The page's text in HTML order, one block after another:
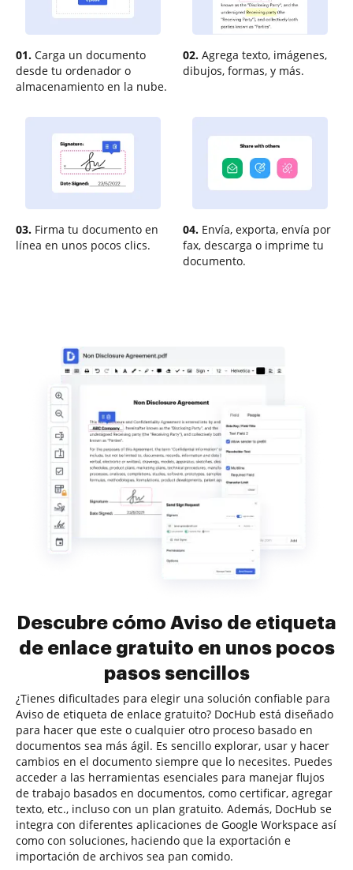
01. Carga un documento
desde tu ordenador o
almacenamiento en la nube.
02. Agrega texto, imágenes,
dibujos, formas, y más.
03. Firma tu documento en
línea en unos pocos clics.
04. Envía, exporta, envía por
fax, descarga o imprime tu
documento.
Descubre cómo Aviso de etiqueta
de enlace gratuito en unos pocos
pasos sencillos
¿Tienes dificultades para elegir una solución confiable para
Aviso de etiqueta de enlace gratuito? DocHub está diseñado
para hacer que este o cualquier otro proceso basado en
documentos sea más ágil. Es sencillo explorar, usar y hacer
cambios en el documento siempre que lo necesites. Puedes
acceder a las herramientas esenciales para manejar flujos
de trabajo basados en documentos, como certificar, agregar
texto, etc., incluso con un plan gratuito. Además, DocHub se
integra con diferentes aplicaciones de Google Workspace así
como con soluciones, haciendo que la exportación e
importación de archivos sea pan comido.